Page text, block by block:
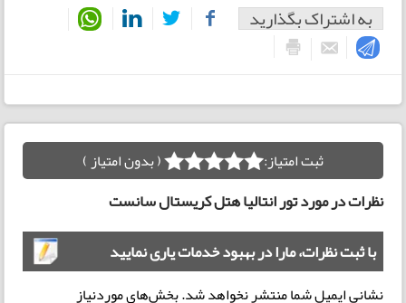
به اشتراک بگذارید
ثبت امتیاز: ( بدون امتیاز )
نظرات در مورد تور انتالیا هتل کریستال سانست
با ثبت نظرات، مارا در بهبود خدمات یاری نمایید
نشانی ایمیل شما منتشر نخواهد شد.بخش‌های موردنیاز